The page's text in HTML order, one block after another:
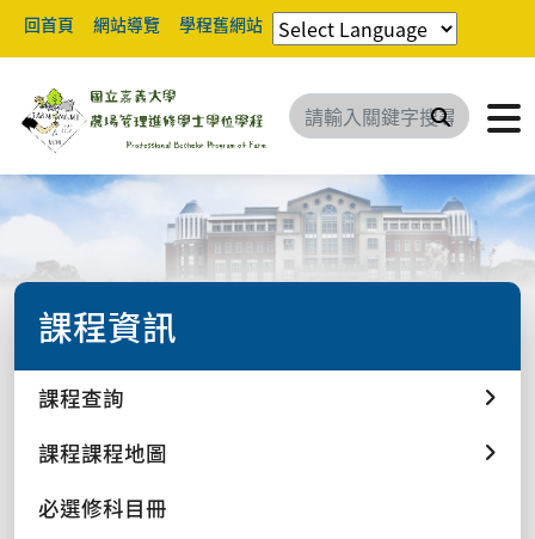
回首頁 網站導覽 學程舊網站
搜尋
課程資訊
課程查詢
課程課程地圖
必選修科目冊